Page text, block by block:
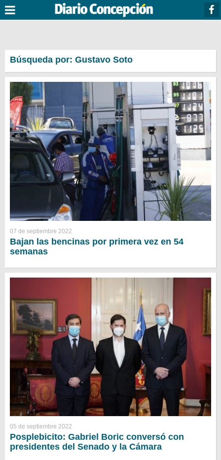
Búsqueda por: Gustavo Soto
07 de septiembre 2022
Bajan las bencinas por primera vez en 54
semanas
05 de septiembre 2022
Posplebicito: Gabriel Boric conversó con
presidentes del Senado y la Cámara